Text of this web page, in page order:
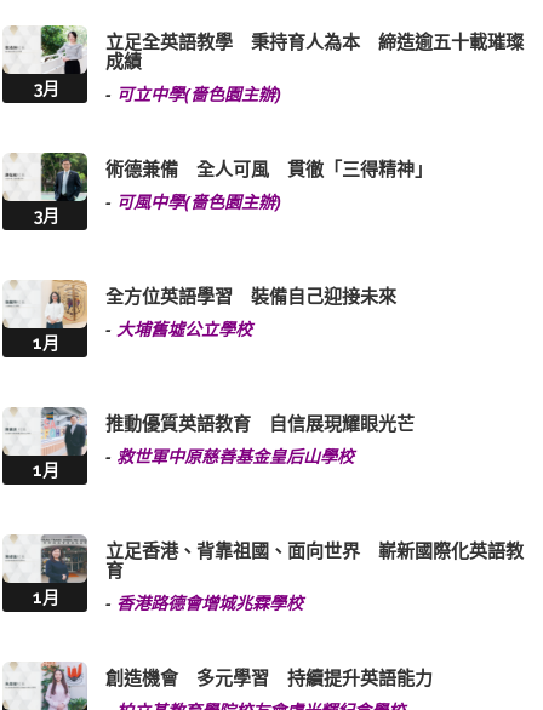
3月
立足全英語教學 秉持育人為本 締造逾五十載璀璨
成績
- 可立中學(嗇色園主辦)
3月
術德兼備 全人可風 貫徹「三得精神」
- 可風中學(嗇色園主辦)
1月
全方位英語學習 裝備自己迎接未來
- 大埔舊墟公立學校
1月
推動優質英語教育 自信展現耀眼光芒
- 救世軍中原慈善基金皇后山學校
1月
立足香港、背靠祖國、面向世界 嶄新國際化英語教
育
- 香港路德會增城兆霖學校
創造機會 多元學習 持續提升英語能力